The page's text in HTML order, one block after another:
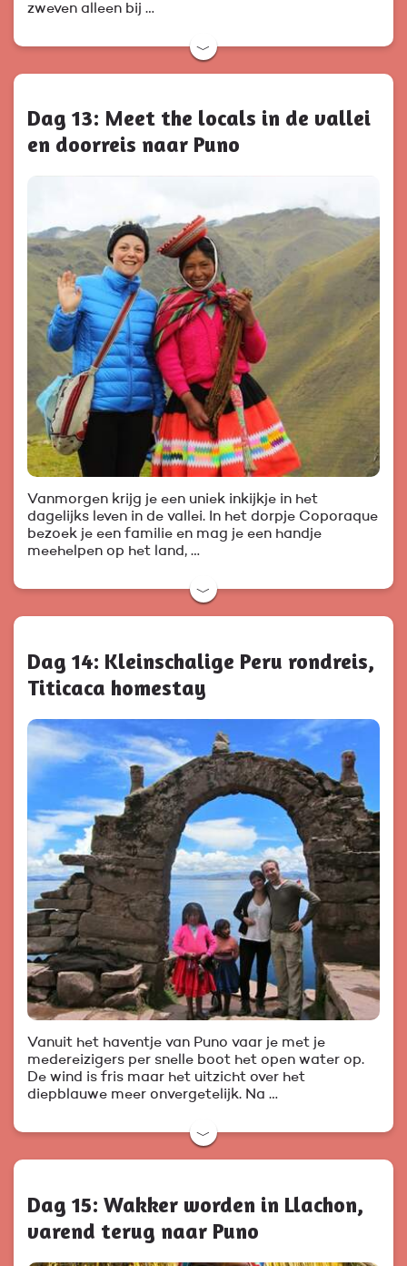
zweven alleen bij …
﹀
Dag 13: Meet the locals in de vallei
en doorreis naar Puno
Vanmorgen krijg je een uniek inkijkje in het
dagelijks leven in de vallei. In het dorpje Coporaque
bezoek je een familie en mag je een handje
meehelpen op het land, …
﹀
Dag 14: Kleinschalige Peru rondreis,
Titicaca homestay
Vanuit het haventje van Puno vaar je met je
medereizigers per snelle boot het open water op.
De wind is fris maar het uitzicht over het
diepblauwe meer onvergetelijk. Na …
﹀
Dag 15: Wakker worden in Llachon,
varend terug naar Puno